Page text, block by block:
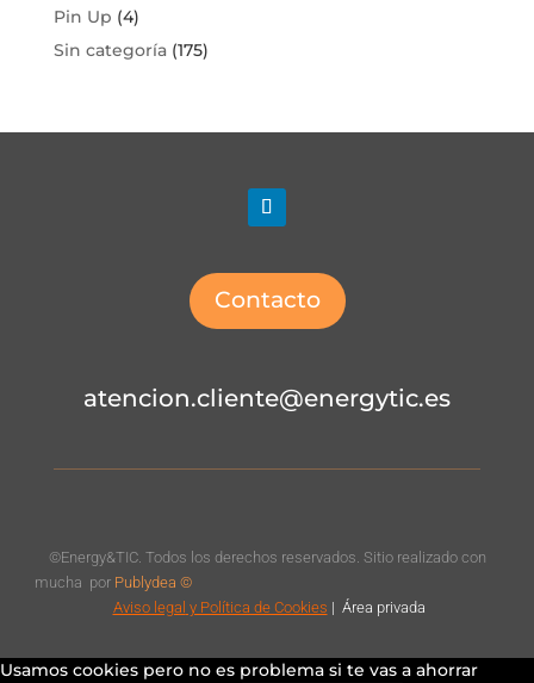
Pin Up (4)
Sin categoría(175)
Contacto
atencion.cliente@energytic.es
©Energy&TIC. Todos los derechos reservados. Sitio realizado con
mucha por Publydea ©
Aviso legal y Política de Cookies | Área privada
Usamos cookies pero no es problema si te vas a ahorrar